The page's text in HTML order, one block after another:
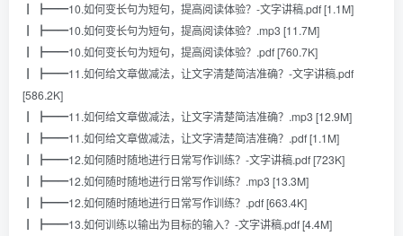
┃ ┣━━10.如何变长句为短句，提高阅读体验？-文字讲稿.pdf [1.1M]
┃ ┣━━10.如何变长句为短句，提高阅读体验？.mp3 [11.7M]
┃ ┣━━10.如何变长句为短句，提高阅读体验？.pdf [760.7K]
┃ ┣━━11.如何给文章做减法，让文字清楚简洁准确？-文字讲稿.pdf
[586.2K]
┃ ┣━━11.如何给文章做减法，让文字清楚简洁准确？.mp3 [12.9M]
┃ ┣━━11.如何给文章做减法，让文字清楚简洁准确？.pdf [1.1M]
┃ ┣━━12.如何随时随地进行日常写作训练？-文字讲稿.pdf [723K]
┃ ┣━━12.如何随时随地进行日常写作训练？.mp3 [13.3M]
┃ ┣━━12.如何随时随地进行日常写作训练？.pdf [663.4K]
┃ ┣━━13.如何训练以输出为目标的输入？-文字讲稿.pdf [4.4M]